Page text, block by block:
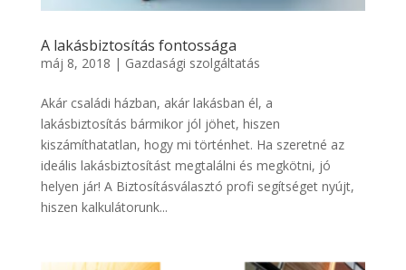
A lakásbiztosítás fontossága
máj 8, 2018 | Gazdasági szolgáltatás
Akár családi házban, akár lakásban él, a
lakásbiztosítás bármikor jól jöhet, hiszen
kiszámíthatatlan, hogy mi történhet. Ha szeretné az
ideális lakásbiztosítást megtalálni és megkötni, jó
helyen jár! A Biztosításválasztó profi segítséget nyújt,
hiszen kalkulátorunk...